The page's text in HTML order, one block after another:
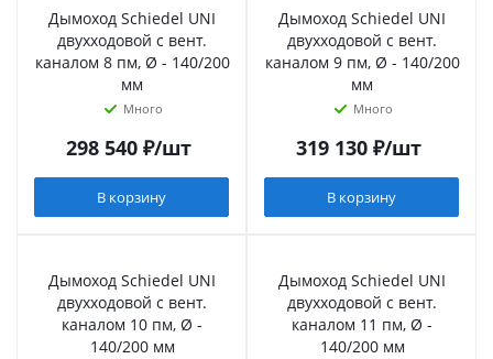
Дымоход Schiedel UNI
двухходовой с вент.
каналом 8 пм, Ø - 140/200
мм
Много
298 540₽/шт
В корзину
Дымоход Schiedel UNI
двухходовой с вент.
каналом 9 пм, Ø - 140/200
мм
Много
319 130₽/шт
В корзину
Дымоход Schiedel UNI
двухходовой с вент.
каналом 10 пм, Ø -
140/200 мм
Дымоход Schiedel UNI
двухходовой с вент.
каналом 11 пм, Ø -
140/200 мм